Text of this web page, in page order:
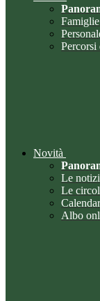
Percorsi
Novità
Le
Le
Albo